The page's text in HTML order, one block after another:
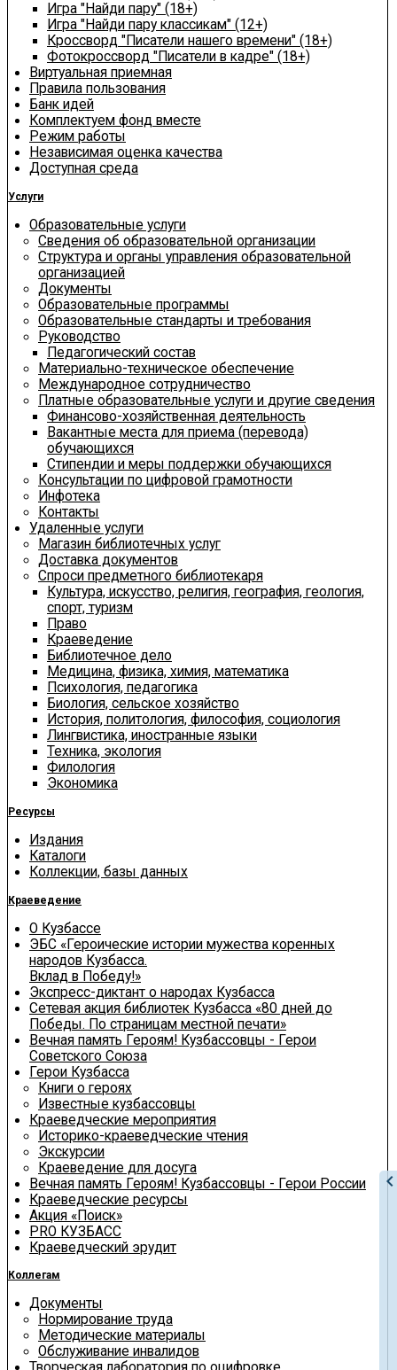
Игра "Найди пару" (18+)
Игра "Найди пару классикам" (12+)
Кроссворд "Писатели нашего времени" (18+)
Фотокроссворд "Писатели в кадре" (18+)
Виртуальная приемная
Правила пользования
Банк идей
Комплектуем фонд вместе
Режим работы
Независимая оценка качества
Доступная среда
Услуги
Образовательные услуги
Сведения об образовательной организации
Структура и органы управления образовательной
организацией
Документы
Образовательные программы
Образовательные стандарты и требования
Руководство
Педагогический состав
Материально-техническое обеспечение
Международное сотрудничество
Платные образовательные услуги и другие сведения
Финансово-хозяйственная деятельность
Вакантные места для приема (перевода)
обучающихся
Стипендии и меры поддержки обучающихся
Консультации по цифровой грамотности
Инфотека
Контакты
Удаленные услуги
Магазин библиотечных услуг
Доставка документов
Спроси предметного библиотекаря
Культура, искусство, религия, география, геология,
спорт, туризм
Право
Краеведение
Библиотечное дело
Медицина, физика, химия, математика
Психология, педагогика
Биология, сельское хозяйство
История, политология, философия, социология
Лингвистика, иностранные языки
Техника, экология
Филология
Экономика
Ресурсы
Издания
Каталоги
Коллекции, базы данных
Краеведение
О Кузбассе
ЭБС «Героические истории мужества коренных
народов Кузбасса.
Вклад в Победу!»
Экспресс-диктант о народах Кузбасса
Сетевая акция библиотек Кузбасса «80 дней до
Победы. По страницам местной печати»
Вечная память Героям! Кузбассовцы - Герои
Советского Союза
Герои Кузбасса
Книги о героях
Известные кузбассовцы
Краеведческие мероприятия
Историко-краеведческие чтения
Экскурсии
Краеведение для досуга
Вечная память Героям! Кузбассовцы - Герои России
Краеведческие ресурсы
Акция «Поиск»
PRO КУЗБАСС
Краеведческий эрудит
Коллегам
Документы
Нормирование труда
Методические материалы
Обслуживание инвалидов